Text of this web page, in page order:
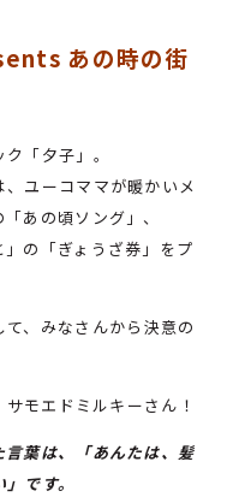
あの時の街
「夕子」。
ユーコママが暖かいメ
あの頃ソング」、
の「ぎょうざ券」をプ
て、みなさんから決意の
モエドミルキーさん！
葉は、「あんたは、髪
です。